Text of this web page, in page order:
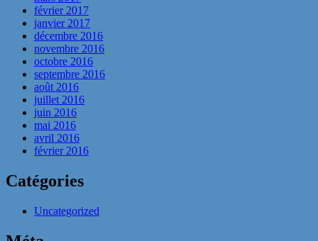
février 2017
janvier 2017
décembre 2016
novembre 2016
octobre 2016
septembre 2016
août 2016
juillet 2016
juin 2016
mai 2016
avril 2016
février 2016
Catégories
Uncategorized